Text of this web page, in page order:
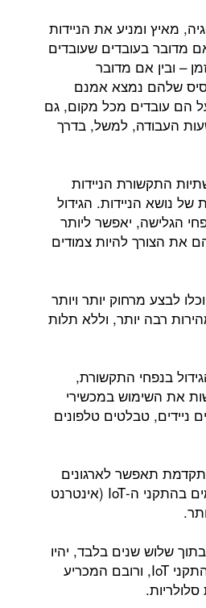
מאיץ ומניע את הניידות
מדובר בעובדים שעובדים
– ובין אם מדובר
שלהם נמצא אמנם
הם עובדים מכל מקום, גם
העבודה, למשל, בדרך
התקשורת הניידות
נושא הניידות. הגידול
הגלישה, יאפשר ליותר
את הצורך להיות צמודים
לבצע מרחוק יותר ויותר
רבה יותר, וללא תלות
בנפחי התקשורת,
את השימוש במכשירי
ניידים, טבלטים טלפונים
תאפשר לארגונים
לאמץ את היתרונות הגלומים בהתקני ה-IoT (אינטרנט
שלוש שנים בלבד, יהיו
בשוק יותר מ-18 מיליארד התקני IoT, ורובם המכריע